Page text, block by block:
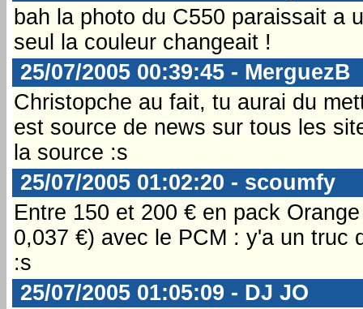
bah la photo du C550 paraissait a
seul la couleur changeait !
25/07/2005 00:39:45 - MerguezB
Christopche au fait, tu aurai du
est source de news sur tous les
la source :s
25/07/2005 01:02:20 - scoumfy
Entre 150 et 200 € en pack
0,037 €) avec le PCM : y'a un truc
:s
25/07/2005 01:05:09 - DJ JO